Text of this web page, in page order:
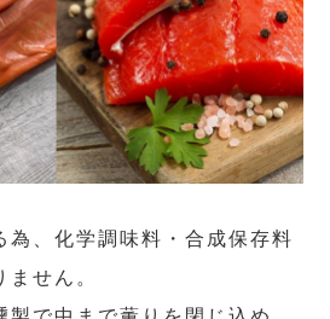
為、化学調味料・合成保存料
せん。